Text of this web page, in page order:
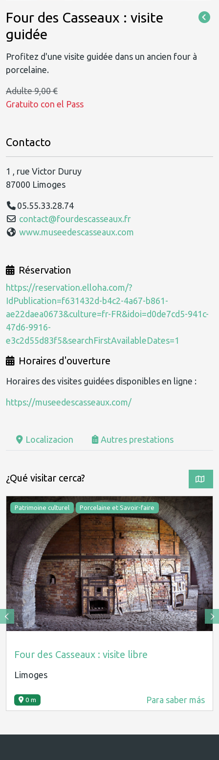
Four des Casseaux : visite
guidée
Profitez d'une visite guidée dans un ancien four à
porcelaine.
Adulte 9,00 €
Gratuito con el Pass
Contacto
1 , rue Victor Duruy
87000 Limoges
05.55.33.28.74
contact@fourdescasseaux.fr
www.museedescasseaux.com
Réservation
https://reservation.elloha.com/?
IdPublication=f631432d-b4c2-4a67-b861-
ae22daea0673&culture=fr-FR&idoi=d0de7cd5-941c-
47d6-9916-
e3c2d55d83f5&searchFirstAvailableDates=1
Horaires d'ouverture
Horaires des visites guidées disponibles en ligne :
https://museedescasseaux.com/
Localizacion Autres prestations
¿Qué visitar cerca?
Patrimoine culturel Porcelaine et Savoir-faire
Four des Casseaux : visite libre
Limoges
0 m Para saber más